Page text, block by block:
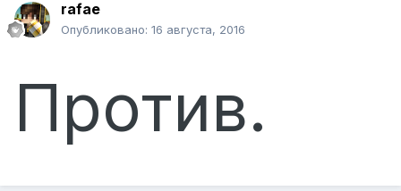
rafae
Опубликовано: 16 августа, 2016
Против.